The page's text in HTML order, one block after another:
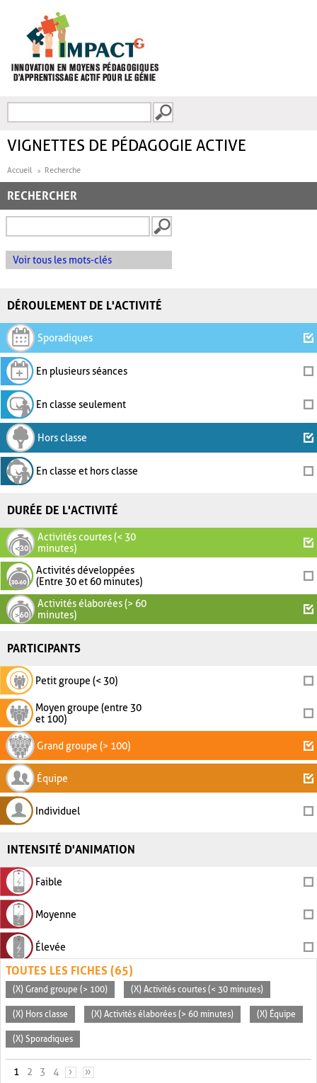
FORMULAIRE DE
VIGNETTES DE PÉDAGOGIE ACTIVE
Accueil Recherche
RECHERCHER
Voir tous les mots-clés
DÉROULEMENT DE L'ACTIVITÉ
Sporadiques
En plusieurs séances
En classe seulement
Hors classe
En classe et hors classe
DURÉE DE L'ACTIVITÉ
Activités courtes (< 30
minutes)
Activités développées
(Entre 30 et 60 minutes)
Activités élaborées (> 60
minutes)
PARTICIPANTS
Petit groupe (< 30)
Moyen groupe (entre 30
et 100)
Grand groupe (> 100)
Équipe
Individuel
INTENSITÉ D'ANIMATION
Faible
Moyenne
Élevée
TOUTES LES FICHES (65)
(X) Grand groupe (> 100) (X) Activités courtes (< 30 minutes)
(X) Hors classe (X) Activités élaborées (> 60 minutes) (X) Équipe
(X) Sporadiques
PAGES
1 2 3 4 › »